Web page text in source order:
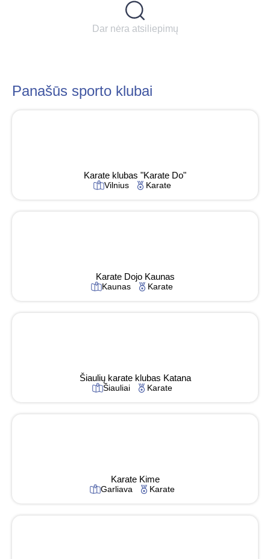
Dar nėra atsiliepimų
Panašūs sporto klubai
Karate klubas "Karate Do"
Vilnius Karate
Karate Dojo Kaunas
Kaunas Karate
Šiaulių karate klubas Katana
Šiauliai Karate
Karate Kime
Garliava Karate